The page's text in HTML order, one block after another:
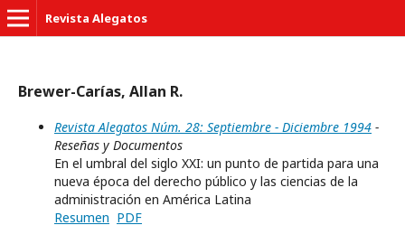
Revista Alegatos
Brewer-Carías, Allan R.
Revista Alegatos Núm. 28: Septiembre - Diciembre 1994 -
Reseñas y Documentos
En el umbral del siglo XXI: un punto de partida para una
nueva época del derecho público y las ciencias de la
administración en América Latina
Resumen PDF